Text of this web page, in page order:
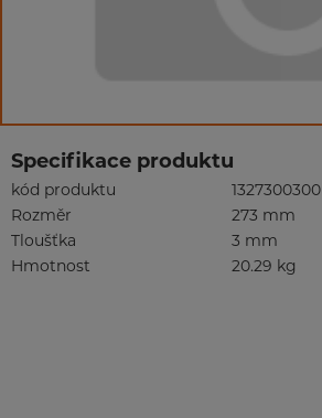
Specifikace produktu
kód produktu
1327300300
Rozměr
273 mm
Tloušťka
3 mm
Hmotnost
20.29 kg